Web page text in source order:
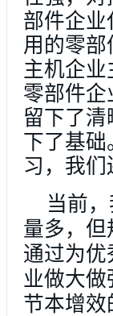
部件企
用的零
主机企
零部件
留下了
下了基
习，我
当前
量多，
通过为
业做大做
节本增